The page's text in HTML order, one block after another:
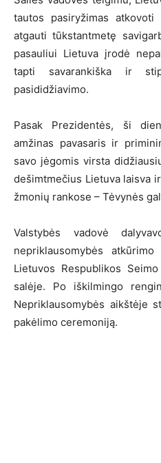
tautos pasiryžimas
atgauti tūkstantmetę
pasauliui Lietuva įrodė
tapti savarankiška ir
pasididžiavimo.
Pasak Prezidentės, ši
amžinas pavasaris ir
savo jėgomis virsta
dešimtmečius Lietuva laisva
žmonių rankose – Tėvynės
Valstybės vadovė
nepriklausomybės
Lietuvos Respublikos
salėje. Po iškilmingo
Nepriklausomybės aikštėje
pakėlimo ceremoniją.